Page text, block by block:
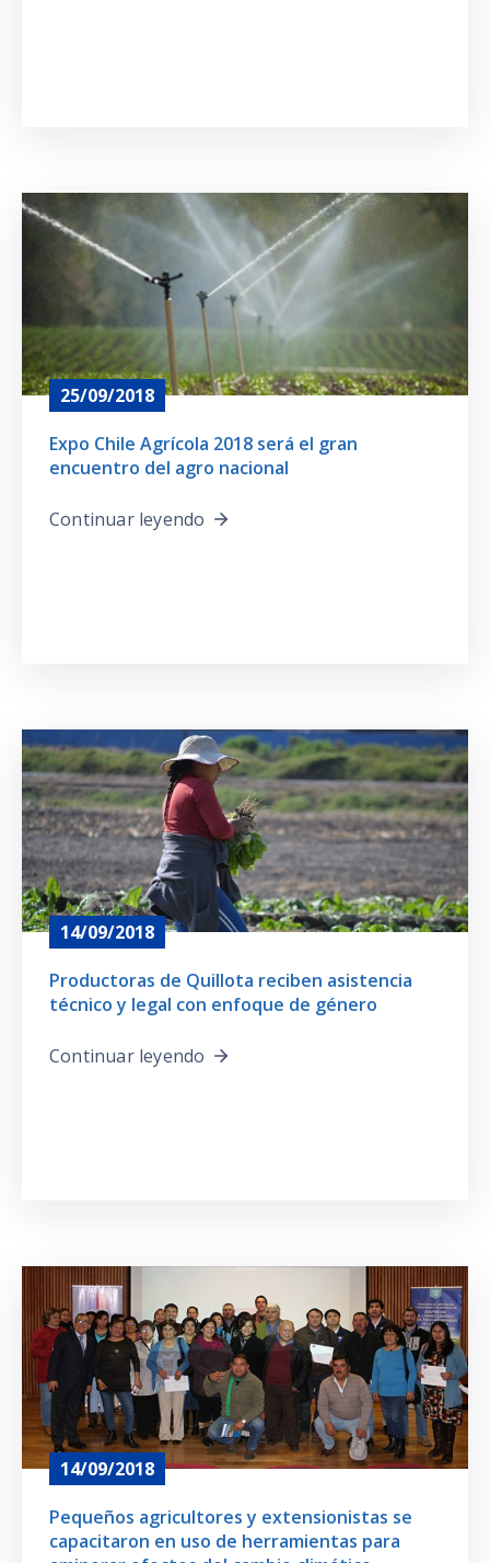
25/09/2018
Expo Chile Agrícola 2018 será el gran
encuentro del agro nacional
Continuar leyendo
14/09/2018
Productoras de Quillota reciben asistencia
técnico y legal con enfoque de género
Continuar leyendo
14/09/2018
Pequeños agricultores y extensionistas se
capacitaron en uso de herramientas para